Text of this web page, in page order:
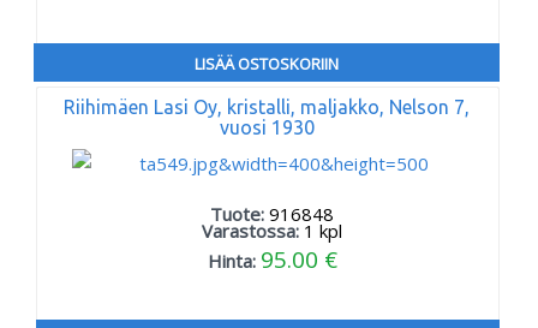
LISÄÄ OSTOSKORIIN
Riihimäen Lasi Oy, kristalli, maljakko, Nelson 7,
vuosi 1930
Tuote:916848
Varastossa: 1 kpl
Hinta: 95.00 €